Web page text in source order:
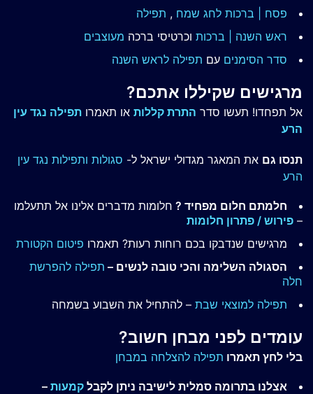
פסח | ברכות לחג שמח , תפילה
ראש השנה | ברכות וכרטיסי ברכה מעוצבים
סדר הסימנים עם תפילה לראש השנה
מרגישים שקיללו אתכם?
אל תפחדו! תעשו סדר התרת קללות או תאמרו תפילה נגד עין
הרע
תנסו גם את המאגר מגדולי ישראל ל- סגולות ותפילות נגד עין
הרע
חלמתם חלום מפחיד ? חלומות מדברים אלינו אל תתעלמו
– פירוש / פתרון חלומות
מרגישים שנדבקו בכם רוחות רעות? תאמרו פיטום הקטורת
הסגולה השלימה והכי טובה לנשים – תפילה להפרשת
חלה
תפילה למוצאי שבת – להתחיל את השבוע בשמחה
עומדים לפני מבחן חשוב?
בלי לחץ תאמרו תפילה להצלחה במבחן
אצלנו בתרומה סמלית לישיבה ניתן לקבל קמעות –